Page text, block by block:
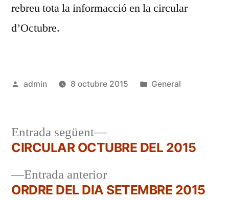
rebreu tota la informacció en la circular
d’Octubre.
Publicat
admin 8 octubre 2015
Publicat
General
Navegació
d'entrades
Entrada anteriorEntrada
anterior:
ORDRE DEL DIA SETEMBRE 2015
Entrada següent
Entrada
següent:
CIRCULAR OCTUBRE DEL 2015